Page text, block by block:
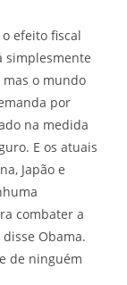
efeito fiscal
simplesmente
o mundo
por
na medida
E os atuais
Japão e
combater a
Obama.
de ninguém